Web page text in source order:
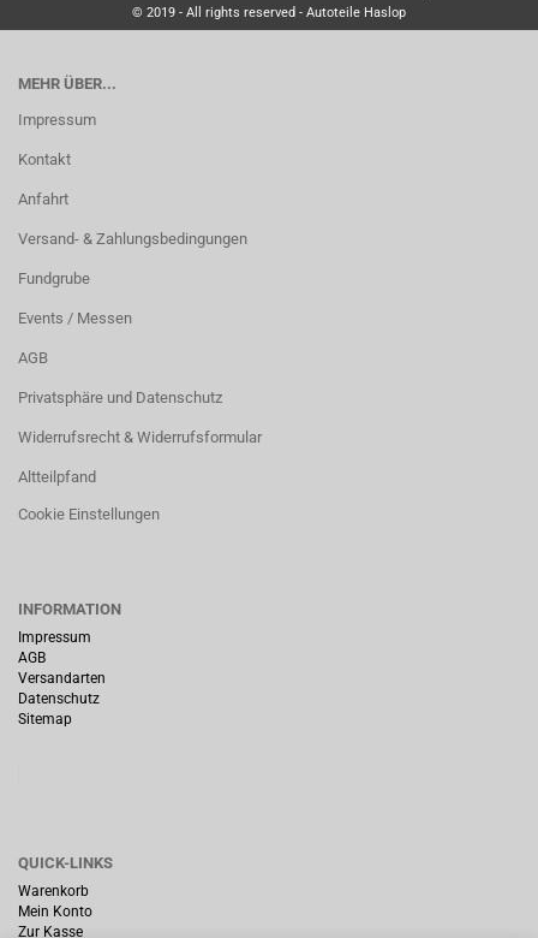
© 2019 - All rights reserved - Autoteile Haslop
MEHR ÜBER...
Impressum
Kontakt
Anfahrt
Versand- & Zahlungsbedingungen
Fundgrube
Events / Messen
AGB
Privatsphäre und Datenschutz
Widerrufsrecht & Widerrufsformular
Altteilpfand
Cookie Einstellungen
INFORMATION
Impressum
AGB
Versandarten
Datenschutz
Sitemap
QUICK-LINKS
Warenkorb
Mein Konto
Zur Kasse